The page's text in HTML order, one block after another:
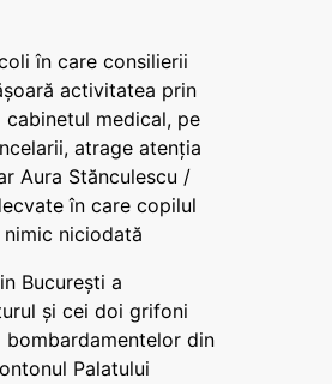
în care consilierii
activitatea prin
medical, pe
atrage atenția
Aura Stănculescu /
în care copilul
niciodată
București a
și cei doi grifoni
bombardamentelor din
Palatului